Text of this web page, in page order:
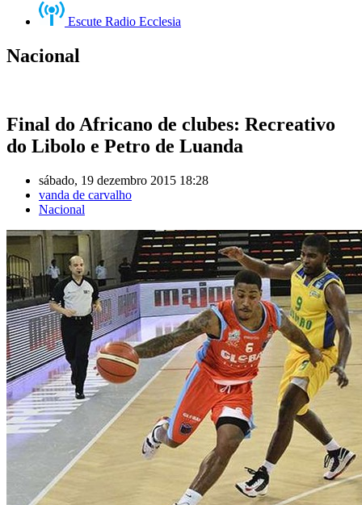
Escute Radio Ecclesia
Nacional
Final do Africano de clubes: Recreativo
do Libolo e Petro de Luanda
sábado, 19 dezembro 2015 18:28
vanda de carvalho
Nacional